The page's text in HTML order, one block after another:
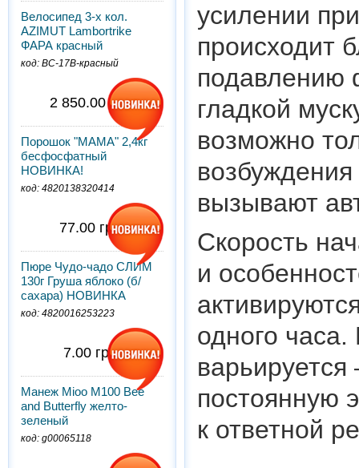
Велосипед 3-х кол.
AZIMUT Lambortrike
ФАРА красный
код: BC-17B-красный
2 850.00 грн.
Порошок "МАМА" 2,4кг
бесфосфатный
НОВИНКА!
код: 4820138320414
77.00 грн.
Пюре Чудо-чадо СЛИМ
130г Груша яблоко (б/
сахара) НОВИНКА
код: 4820016253223
7.00 грн.
Манеж Mioo M100 Bee
and Butterfly желто-
зеленый
код: g00065118
усилении
происходит
подавлению
гладкой
возможно
вызывают
Скорость
и
одного
постоянную
к ответной